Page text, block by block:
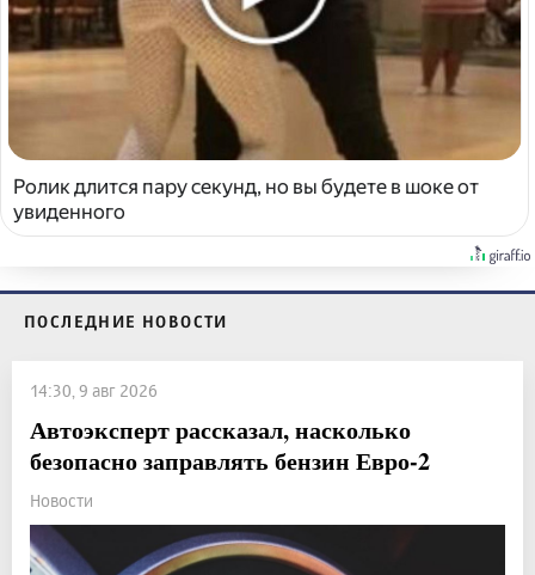
Ролик длится пару секунд, но вы будете в шоке от
увиденного
ПОСЛЕДНИЕ НОВОСТИ
14:30, 9 авг 2026
Автоэксперт рассказал, насколько
безопасно заправлять бензин Евро-2
Новости